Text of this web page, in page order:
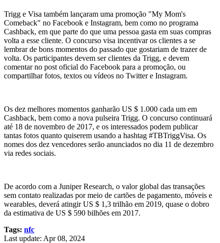
Trigg e Visa também lançaram uma promoção "My Mom's
Comeback" no Facebook e Instagram, bem como no programa
Cashback, em que parte do que uma pessoa gasta em suas compras
volta a esse cliente. O concurso visa incentivar os clientes a se
lembrar de bons momentos do passado que gostariam de trazer de
volta. Os participantes devem ser clientes da Trigg, e devem
comentar no post oficial do Facebook para a promoção, ou
compartilhar fotos, textos ou vídeos no Twitter e Instagram.
Os dez melhores momentos ganharão US $ 1.000 cada um em
Cashback, bem como a nova pulseira Trigg. O concurso continuará
até 18 de novembro de 2017, e os interessados ​​podem publicar
tantas fotos quanto quiserem usando a hashtag #TBTriggVisa. Os
nomes dos dez vencedores serão anunciados no dia 11 de dezembro
via redes sociais.
De acordo com a Juniper Research, o valor global das transações
sem contato realizadas por meio de cartões de pagamento, móveis e
wearables, deverá atingir US $ 1,3 trilhão em 2019, quase o dobro
da estimativa de US $ 590 bilhões em 2017.
Tags: nfc
Last update: Apr 08, 2024